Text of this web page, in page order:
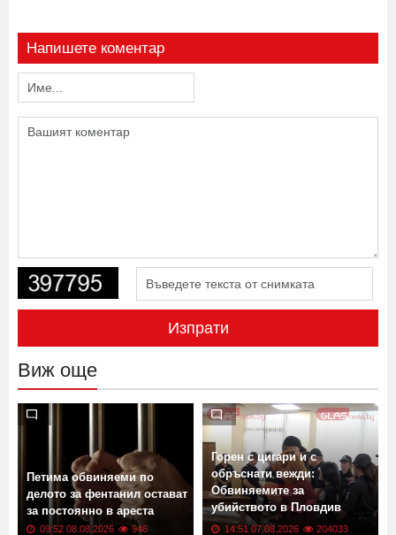
Напишете коментар
Изпрати
Виж още
Петима обвиняеми по
делото за фентанил остават
за постоянно в ареста
09:52 08.08.2026 946
Горен с цигари и с
обръснати вежди:
Обвиняемите за
убийството в Пловдив
остават в ареста
14:51 07.08.2026 204033